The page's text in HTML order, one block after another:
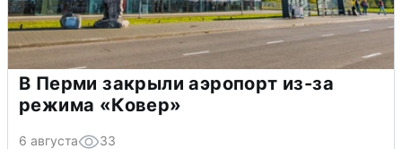
В Перми закрыли аэропорт из-за
режима «Ковер»
6 августа 33